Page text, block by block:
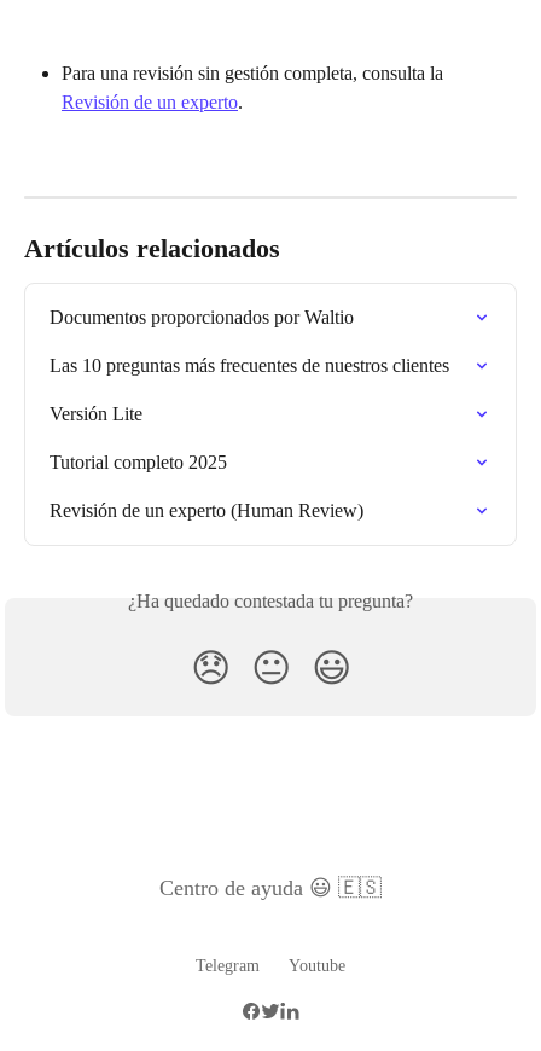
Para una revisión sin gestión completa, consulta la
Revisión de un experto.
Artículos relacionados
Documentos proporcionados por Waltio
Las 10 preguntas más frecuentes de nuestros clientes
Versión Lite
Tutorial completo 2025
Revisión de un experto (Human Review)
¿Ha quedado contestada tu pregunta?
😞 😐 😃
Centro de ayuda 😃 🇪🇸
Telegram Youtube